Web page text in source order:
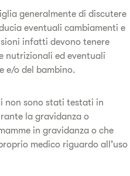
generalmente di discutere
eventuali cambiamenti e
infatti devono tenere
nutrizionali ed eventuali
e/o del bambino.
non sono stati testati in
la gravidanza o
in gravidanza o che
medico riguardo all’uso